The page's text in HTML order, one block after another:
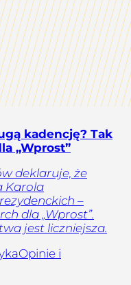
kadencję? Tak
„Wprost”
deklaruje, że
Karola
–
dla „Wprost”.
jest liczniejsza.
Opinie i